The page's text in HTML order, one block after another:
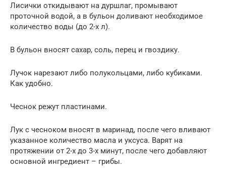
Лисички откидывают на дуршлаг, промывают
проточной водой, а в бульон доливают необходимое
количество воды (до 2-х л).
В бульон вносят сахар, соль, перец и гвоздику.
Лучок нарезают либо полукольцами, либо кубиками.
Как удобно.
Чеснок режут пластинами.
Лук с чесноком вносят в маринад, после чего вливают
указанное количество масла и уксуса. Варят на
протяжении от 2-х до 3-х минут, после чего добавляют
основной ингредиент – грибы.